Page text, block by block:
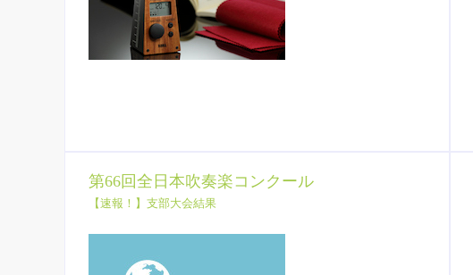
第66回全日本吹奏楽コンクール
【速報！】支部大会結果